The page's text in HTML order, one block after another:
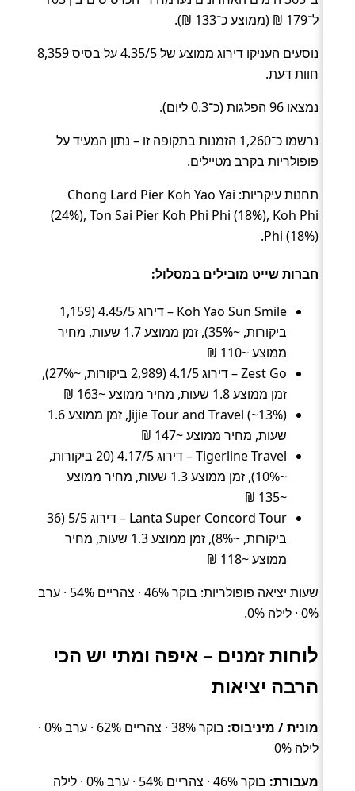
ל־179 ₪ (ממוצע כ־133 ₪).
נוסעים העניקו דירוג ממוצע של 4.35/5 על בסיס 8,359
חוות דעת.
נמצאו 96 הפלגות (כ־0.3 ליום).
נרשמו כ־1,260 הזמנות בתקופה זו – נתון המעיד על
פופולריות בקרב מטיילים.
תחנות עיקריות: Chong Lard Pier Koh Yao Yai
(24%), Ton Sai Pier Koh Phi Phi (18%), Koh Phi
Phi (18%).
חברות שייט מובילים במסלול:
Koh Yao Sun Smile – דירוג 4.45/5 (1,159
ביקורות, ~35%), זמן ממוצע 1.7 שעות, מחיר
ממוצע ~110 ₪
Zest Go – דירוג 4.1/5 (2,989 ביקורות, ~27%),
זמן ממוצע 1.8 שעות, מחיר ממוצע ~163 ₪
Jijie Tour and Travel (~13%), זמן ממוצע 1.6
שעות, מחיר ממוצע ~147 ₪
Tigerline Travel – דירוג 4.17/5 (20 ביקורות,
~10%), זמן ממוצע 1.3 שעות, מחיר ממוצע
~135 ₪
Lanta Super Concord Tour – דירוג 5/5 (36
ביקורות, ~8%), זמן ממוצע 1.3 שעות, מחיר
ממוצע ~118 ₪
שעות יציאה פופולריות: בוקר 46% · צהריים 54% · ערב
0% · לילה 0%.
לוחות זמנים – איפה ומתי יש הכי
הרבה יציאות
מונית / מיניבוס:
בוקר 38% · צהריים 62% · ערב 0% ·
לילה 0%
מעבורת:
בוקר 46% · צהריים 54% · ערב 0% · לילה